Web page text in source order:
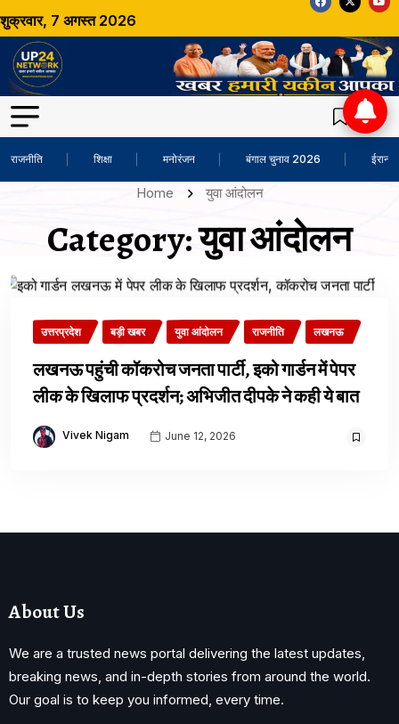
शुक्रवार, 7 अगस्त 2026
राजनीति शिक्षा मनोरंजन बंगाल चुनाव 2026 ईरान-
Home युवा आंदोलन
Category:युवा आंदोलन
उत्तरप्रदेश बड़ी खबर युवा आंदोलन राजनीति लखनऊ
लखनऊ पहुंची कॉकरोच जनता पार्टी, इको गार्डन में पेपर
लीक के खिलाफ प्रदर्शन; अभिजीत दीपके ने कही ये बात
Vivek Nigam June 12, 2026
About Us
We are a trusted news portal delivering the latest updates,
breaking news, and in-depth stories from around the world.
Our goal is to keep you informed, every time.